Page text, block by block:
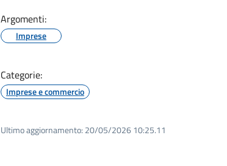
Argomenti:
Imprese
Categorie:
Imprese e commercio
Ultimo aggiornamento: 20/05/2026 10:25.11